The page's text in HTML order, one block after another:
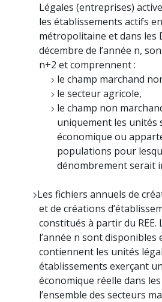
Légales (entreprises)
les établissements actifs
métropolitaine et dans les
décembre de l’année n,
n+2 et comprennent :
le champ marchand
le secteur agricole,
le champ non
uniquement les unités
économique ou
populations pour
dénombrement serait
Les fichiers annuels de
et de créations
constitués à partir du REE.
l’année n sont disponibles
contiennent les unités
établissements exerçant
économique réelle dans
l’ensemble des secteurs